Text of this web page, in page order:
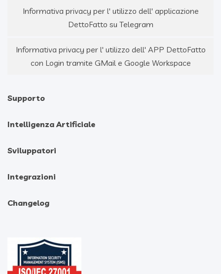
Informativa privacy per l' utilizzo dell' applicazione
DettoFatto su Telegram
Informativa privacy per l' utilizzo dell' APP DettoFatto
con Login tramite GMail e Google Workspace
Supporto
Intelligenza Artificiale
Sviluppatori
Integrazioni
Changelog